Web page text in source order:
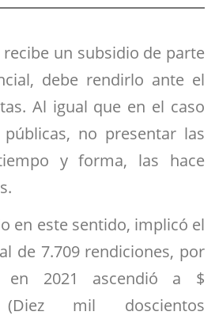
un subsidio de parte
debe rendirlo ante el
Al igual que en el caso
no presentar las
y forma, las hace
en este sentido, implicó el
de 7.709 rendiciones, por
2021 ascendió a $
(Diez mil doscientos